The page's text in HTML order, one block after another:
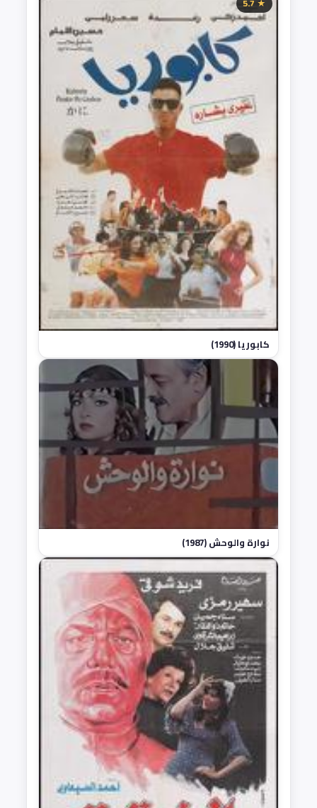
★ 5.7
كابوريا (1990)
نوارة والوحش (1987)